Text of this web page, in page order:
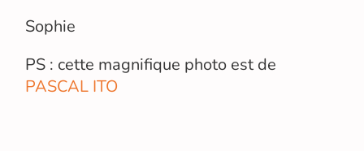
Sophie
PS : cette magnifique photo est de
PASCAL ITO